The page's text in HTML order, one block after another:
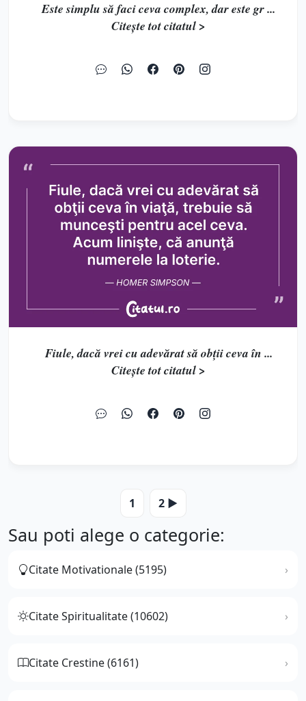
Este simplu să faci ceva complex, dar este gr ...
Citește tot citatul >
Fiule, dacă vrei cu adevărat să obţii ceva în ...
Citește tot citatul >
1 2 ▶️
Sau poti alege o categorie:
Citate Motivationale (5195)
Citate Spiritualitate (10602)
Citate Crestine (6161)